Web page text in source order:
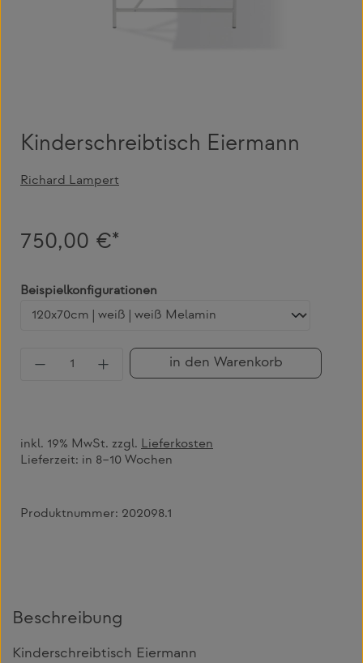
Kinderschreibtisch Eiermann
Richard Lampert
750,00 €*
Beispielkonfigurationen
Produkt Anzahl: Gib den gewünschten
in den Warenkorb
inkl. 19% MwSt. zzgl. Lieferkosten
Lieferzeit: in 8–10 Wochen
Produktnummer: 202098.1
Beschreibung
Kinderschreibtisch Eiermann